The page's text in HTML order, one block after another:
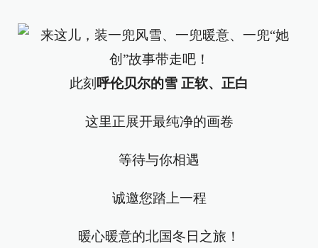
此刻呼伦贝尔的雪 正软、正白
这里正展开最纯净的画卷
等待与你相遇
诚邀您踏上一程
暖心暖意的北国冬日之旅！